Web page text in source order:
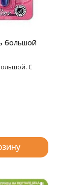
большой
С